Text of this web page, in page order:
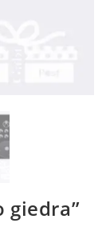
giedra”